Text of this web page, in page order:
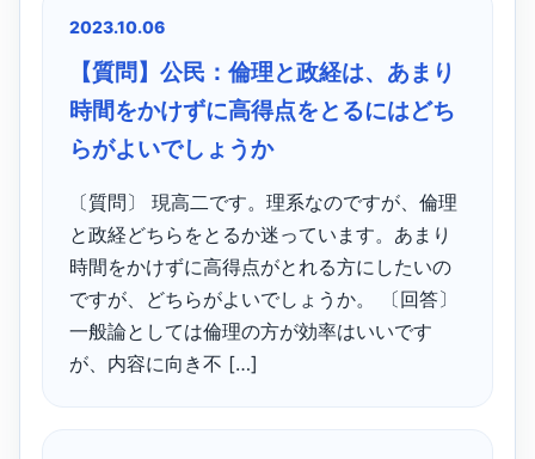
2023.10.06
【質問】公民：倫理と政経は、あまり
時間をかけずに高得点をとるにはどち
らがよいでしょうか
〔質問〕 現高二です。理系なのですが、倫理
と政経どちらをとるか迷っています。あまり
時間をかけずに高得点がとれる方にしたいの
ですが、どちらがよいでしょうか。 〔回答〕
一般論としては倫理の方が効率はいいです
が、内容に向き不 […]